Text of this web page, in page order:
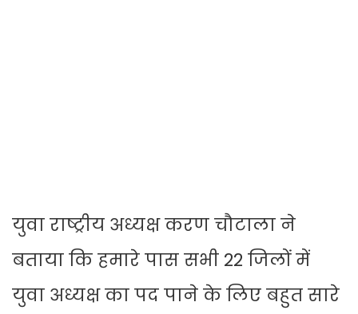
युवा राष्ट्रीय अध्यक्ष करण चौटाला ने
बताया कि हमारे पास सभी 22 जिलों में
युवा अध्यक्ष का पद पाने के लिए बहुत सारे